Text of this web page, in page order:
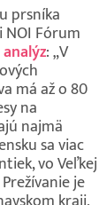
prsníka
Fórum
: „V
má až o 80
na
najmä
sa viac
vo Veľkej
je